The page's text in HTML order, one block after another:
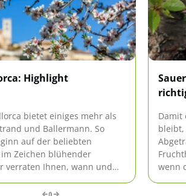
Highlight
bietet einiges mehr als
und Ballermann. So
auf der beliebten
Zeichen blühender
verraten Ihnen, wann und
Damit
bleibt,
wenn